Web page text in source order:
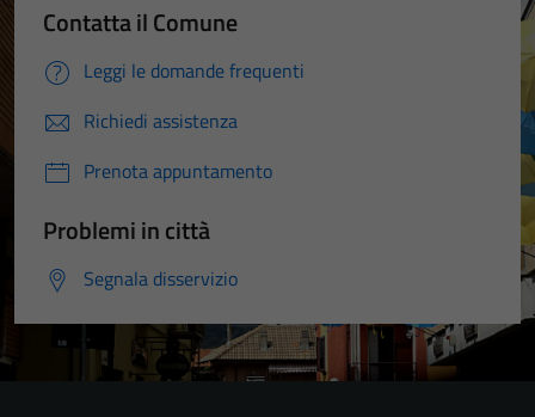
Contatta il Comune
Leggi le domande frequenti
Richiedi assistenza
Prenota appuntamento
Problemi in città
Segnala disservizio